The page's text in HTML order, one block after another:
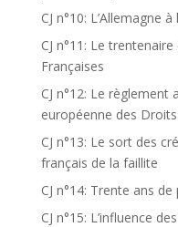
CJ n°10: L’Allemagne
CJ n°11: Le
Françaises
CJ n°12: Le
européenne des
CJ n°13: Le sort des
français de la faillite
CJ n°14: Trente ans
CJ n°15: L’influence